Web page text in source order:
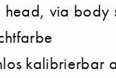
head, via
kalibrierbar